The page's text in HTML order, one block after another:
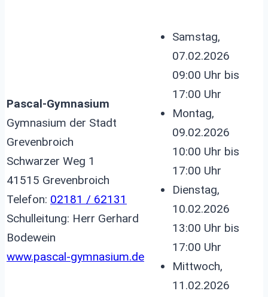
Pascal-Gymnasium
Gymnasium der Stadt
Grevenbroich
Schwarzer Weg 1
41515 Grevenbroich
Telefon: 02181 / 62131
Schulleitung: Herr Gerhard
Bodewein
www.pascal-gymnasium.de
Samstag,
07.02.2026
09:00 Uhr bis
17:00 Uhr
Montag,
09.02.2026
10:00 Uhr bis
17:00 Uhr
Dienstag,
10.02.2026
13:00 Uhr bis
17:00 Uhr
Mittwoch,
11.02.2026